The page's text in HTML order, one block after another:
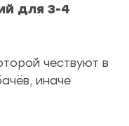
для 3-4
чествуют в
иначе